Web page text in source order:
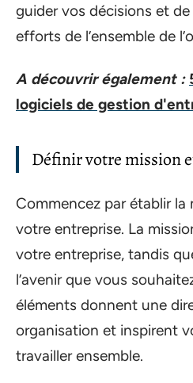
guider vos décisions et
efforts de l’ensemble de
A découvrir également :
logiciels de gestion
Définir votre mission
Commencez par établir la
votre entreprise. La
votre entreprise, tandis
l’avenir que vous
éléments donnent une
organisation et inspirent
travailler ensemble.